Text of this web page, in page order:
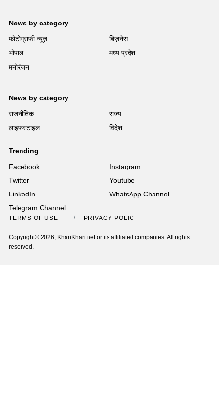
News by category
फोटोग्राफी न्यूज़
बिज़नेस
भोपाल
मध्य प्रदेश
मनोरंजन
News by category
राजनीतिक
राज्य
लाइफस्टाइल
विदेश
Trending
Facebook
Instagram
Twitter
Youtube
LinkedIn
WhatsApp Channel
Telegram Channel
TERMS OF USE PRIVACY POLICY
Copyright© 2026, KhariKhari.net or its affiliated companies. All rights
reserved.